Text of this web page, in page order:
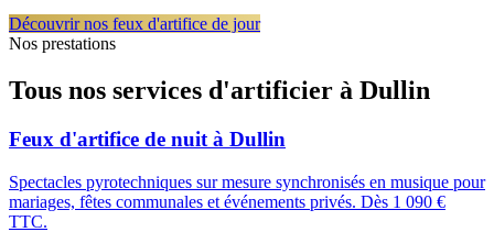
Découvrir nos feux d'artifice de jour
Nos prestations
Tous nos services d'artificier à Dullin
Feux d'artifice de nuit à Dullin
Spectacles pyrotechniques sur mesure synchronisés en musique pour
mariages, fêtes communales et événements privés. Dès 1 090 €
TTC.